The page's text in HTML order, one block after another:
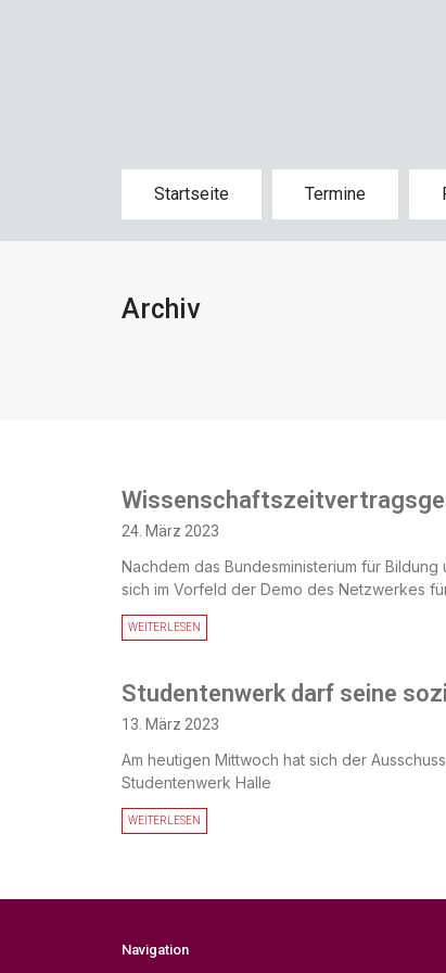
Startseite Termine
Archiv
24. März 2023
Nachdem das Bundesministerium für
sich im Vorfeld der Demo des Netzwerkes
WEITERLESEN
Studentenwerk darf seine
13. März 2023
Am heutigen Mittwoch hat sich der
Studentenwerk Halle
WEITERLESEN
Navigation